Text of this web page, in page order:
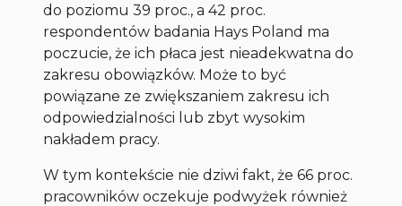
do poziomu 39 proc., a 42 proc.
respondentów badania Hays Poland ma
poczucie, że ich płaca jest nieadekwatna do
zakresu obowiązków. Może to być
powiązane ze zwiększaniem zakresu ich
odpowiedzialności lub zbyt wysokim
nakładem pracy.
W tym kontekście nie dziwi fakt, że 66 proc.
pracowników oczekuje podwyżek również